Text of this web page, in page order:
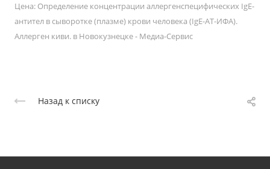
Цена: Определение концентрации аллергенспецифических IgE-
антител в сыворотке (плазме) крови человека (IgE-АТ-ИФА).
Аллерген киви. в Новокузнецке - Медиа-Сервис
Назад к списку